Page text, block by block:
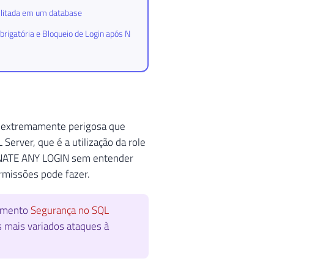
em um database
e Bloqueio de Login após N
perigosa que
Server, que é a utilização da role
ANY LOGIN sem entender
pode fazer.
Segurança no SQL
variados ataques à